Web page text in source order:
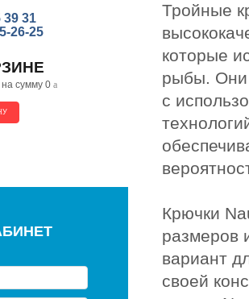
39 31
26-25
на сумму 0 a
Тройные
которые
рыбы. Они
с
Крючки
размеров
вариант
своей